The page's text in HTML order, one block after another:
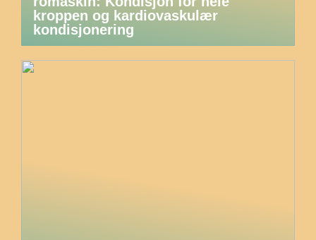
kroppen og kardiovaskulær
kondisjonering